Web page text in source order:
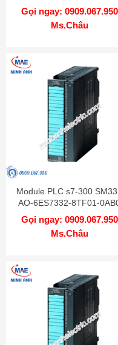
Gọi ngay: 0909.067.950
Ms.Châu
Module PLC s7-300
AO-6ES7332-8TF01-
Gọi ngay: 0909.067.950
Ms.Châu